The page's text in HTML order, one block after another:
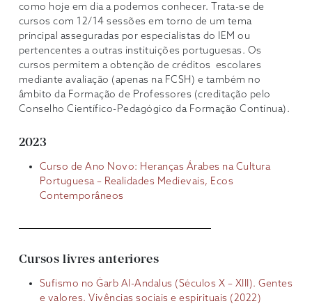
como hoje em dia a podemos conhecer. Trata-se de
cursos com 12/14 sessões em torno de um tema
principal asseguradas por especialistas do IEM ou
pertencentes a outras instituições portuguesas. Os
cursos permitem a obtenção de créditos escolares
mediante avaliação (apenas na FCSH) e também no
âmbito da Formação de Professores (creditação pelo
Conselho Científico-Pedagógico da Formação Contínua).
2023
Curso de Ano Novo: Heranças Árabes na Cultura
Portuguesa – Realidades Medievais, Ecos
Contemporâneos
Cursos livres anteriores
Sufismo no Ġarb Al-Andalus (Séculos X – XIII). Gentes
e valores. Vivências sociais e espirituais (2022)